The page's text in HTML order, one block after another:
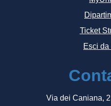
Ticket
Esci da
Via dei Caniana,